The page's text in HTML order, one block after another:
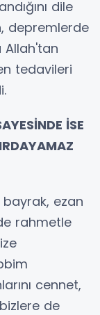
dile
depremlerde
Allah'tan
tedavileri
İSE
ezan
rahmetle
cennet,
de